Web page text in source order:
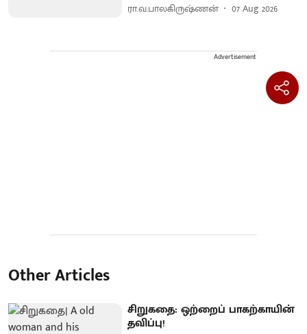
ரா.வ.பாலகிருஷ்ணன் 07 Aug 2026
Advertisement
Other Articles
சிறுகதை: ஒற்றைப் பாகற்காயின்
தவிப்பு!